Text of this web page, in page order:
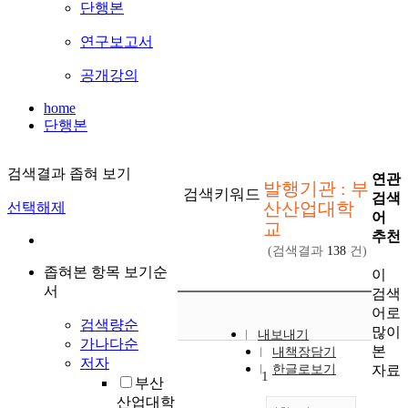
단행본
연구보고서
공개강의
home
단행본
검색결과 좁혀 보기
선택해제
좁혀본 항목 보기순
서
검색량순
가나다순
저자
부산
산업대학
검색키워드 발행기관 : 부
산산업대학
교
(검색결과 138 건)
내보내기
내책장담기
한글로보기
1
연관
검색
어
추천
이
검색
어로
많이
본
자료